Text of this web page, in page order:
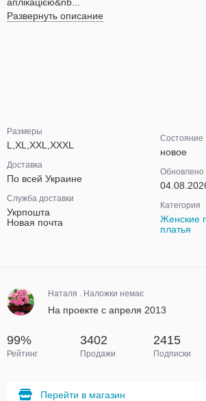
Развернуть описание
Размеры
L,XL,XXL,XXXL
Доставка
По всей Украине
Служба доставки
Укрпошта
Новая почта
Состояние
новое
Обновлено
Категория
Женские
платья
Наталя . Наложки немає
На проекте с апреля 2013
99%
Рейтинг
3402
Продажи
2415
Подписки
Перейти в магазин